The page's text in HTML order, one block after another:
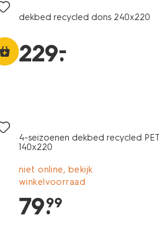
dekbed recycled dons 240x220
229.
–
4-seizoenen dekbed recycled
140x220
niet online, bekijk
winkelvoorraad
79.
99